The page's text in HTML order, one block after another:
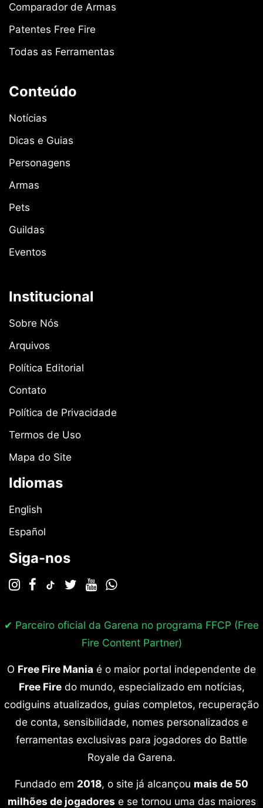
Comparador de Armas
Patentes Free Fire
Todas as Ferramentas
Conteúdo
Notícias
Dicas e Guias
Personagens
Armas
Pets
Guildas
Eventos
Institucional
Sobre Nós
Arquivos
Política Editorial
Contato
Política de Privacidade
Termos de Uso
Mapa do Site
Idiomas
English
Español
Siga-nos
✔ Parceiro oficial da Garena no programa FFCP (Free
Fire Content Partner)
O Free Fire Mania é o maior portal independente de
Free Firedo mundo, especializado em notícias,
codiguins atualizados, guias completos, recuperação
de conta, sensibilidade, nomes personalizados e
ferramentas exclusivas para jogadores do Battle
Royale da Garena.
Fundado em 2018, o site já alcançou mais de 50
milhões de jogadores e se tornou uma das maiores